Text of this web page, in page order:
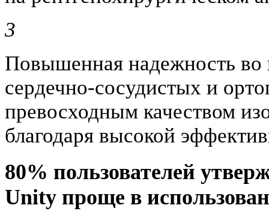
3
Повышенная надежность
сердечно-сосудистых и
превосходным качеством
благодаря высокой
80% пользователей
Unity проще в